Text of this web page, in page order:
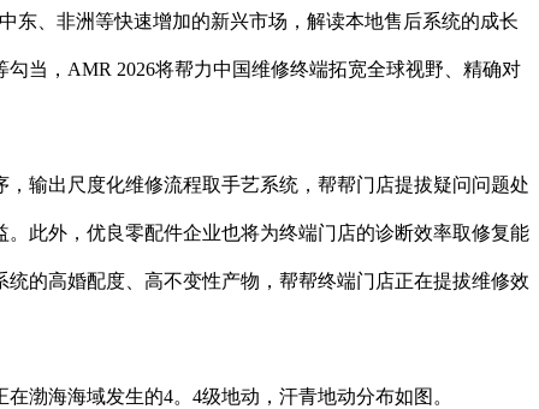
、非洲等快速增加的新兴市场，解读本地售后系统的成长
当，AMR 2026将帮力中国维修终端拓宽全球视野、精确对
输出尺度化维修流程取手艺系统，帮帮门店提拔疑问问题处
此外，优良零配件企业也将为终端门店的诊断效率取修复能
的高婚配度、高不变性产物，帮帮终端门店正在提拔维修效
海海域发生的4。4级地动，汗青地动分布如图。